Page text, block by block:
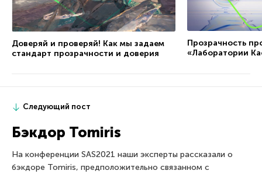
Доверяй и проверяй! Как мы задаем
стандарт прозрачности и доверия
Прозрачность
«Лаборатории
Следующий пост
Бэкдор Tomiris
На конференции SAS2021 наши эксперты рассказали о
бэкдоре Tomiris, предположительно связанном с